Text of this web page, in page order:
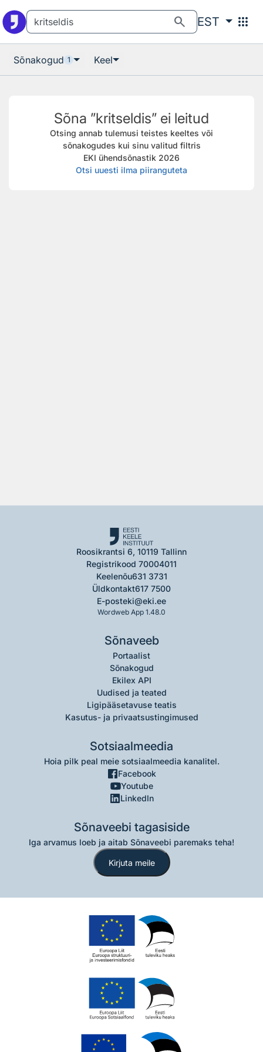
search EST apps
Sõnakogud 1 Keel
Sõna ”kritseldis” ei leitud
Otsing annab tulemusi teistes keeltes või
sõnakogudes kui sinu valitud filtris
EKI ühendsõnastik 2026
Otsi uuesti ilma piiranguteta
Roosikrantsi 6, 10119 Tallinn
Registrikood 70004011
Keelenõu631 3731
Üldkontakt617 7500
E-posteki@eki.ee
Wordweb App 1.48.0
Sõnaveeb
Portaalist
Sõnakogud
Ekilex API
Uudised ja teated
Ligipääsetavuse teatis
Kasutus- ja privaatsustingimused
Sotsiaalmeedia
Hoia pilk peal meie sotsiaalmeedia kanalitel.
Facebook
Youtube
LinkedIn
Sõnaveebi tagasiside
Iga arvamus loeb ja aitab Sõnaveebi paremaks teha!
Kirjuta meile